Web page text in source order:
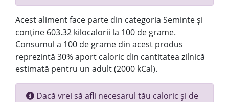
Acest aliment face parte din categoria Seminte și
conține 603.32 kilocalorii la 100 de grame.
Consumul a 100 de grame din acest produs
reprezintă 30% aport caloric din cantitatea zilnică
estimată pentru un adult (2000 kCal).
Dacă vrei să afli necesarul tău caloric și de